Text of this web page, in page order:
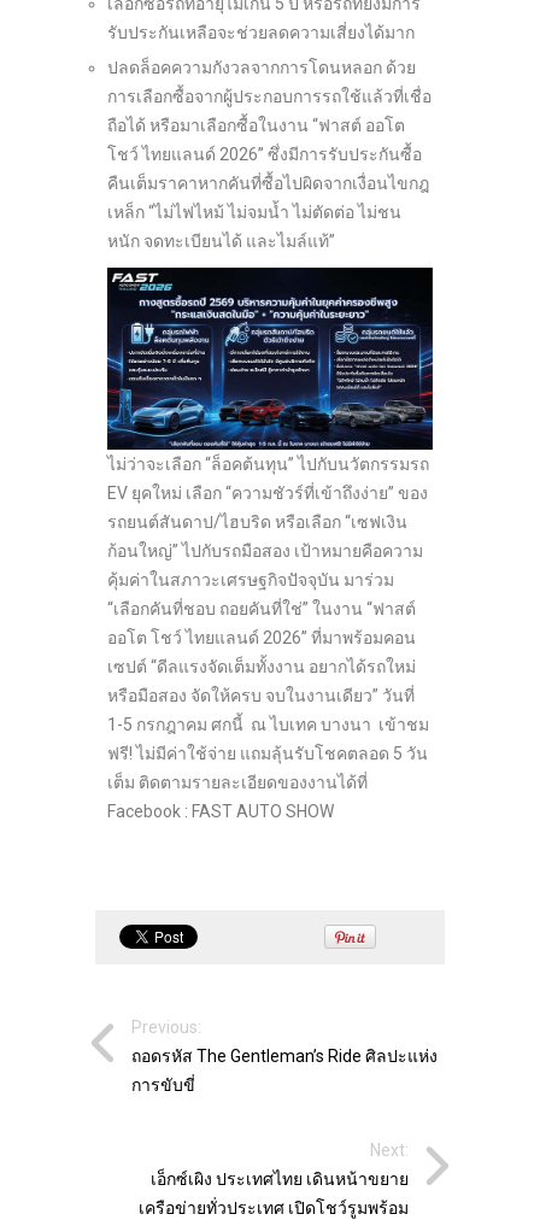
รับประกันเหลือจะช่วยลดความเสี่ยงได้มาก
ปลดล็อคความกังวลจากการโดนหลอก ด้วย
การเลือกซื้อจากผู้ประกอบการรถใช้แล้วที่เชื่อ
ถือได้ หรือมาเลือกซื้อในงาน “ฟาสต์ ออโต
โชว์ ไทยแลนด์ 2026” ซึ่งมีการรับประกันซื้อ
คืนเต็มราคาหากคันที่ซื้อไปผิดจากเงื่อนไขกฎ
เหล็ก “ไม่ไฟไหม้ ไม่จมน้ำ ไม่ตัดต่อ ไม่ชน
หนัก จดทะเบียนได้ และไมล์แท้”
ไม่ว่าจะเลือก “ล็อคต้นทุน” ไปกับนวัตกรรมรถ
EV ยุคใหม่ เลือก “ความชัวร์ที่เข้าถึงง่าย” ของ
รถยนต์สันดาป/ไฮบริด หรือเลือก “เซฟเงิน
ก้อนใหญ่” ไปกับรถมือสอง เป้าหมายคือความ
คุ้มค่าในสภาวะเศรษฐกิจปัจจุบัน มาร่วม
“เลือกคันที่ชอบ ถอยคันที่ใช่” ในงาน “ฟาสต์
ออโต โชว์ ไทยแลนด์ 2026” ที่มาพร้อมคอน
เซปต์ “ดีลแรงจัดเต็มทั้งงาน อยากได้รถใหม่
หรือมือสอง จัดให้ครบ จบในงานเดียว” วันที่
1-5 กรกฎาคม ศกนี้ ณ ไบเทค บางนา เข้าชม
ฟรี! ไม่มีค่าใช้จ่าย แถมลุ้นรับโชคตลอด 5 วัน
เต็ม ติดตามรายละเอียดของงานได้ที่
Facebook : FAST AUTO SHOW
Previous:
ถอดรหัส The Gentleman’s Ride ศิลปะแห่ง
การขับขี่
Next:
เอ็กซ์เผิง ประเทศไทย เดินหน้าขยาย
เครือข่ายทั่วประเทศ เปิดโชว์รูมพร้อม